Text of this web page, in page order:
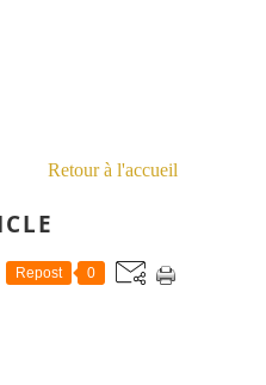
Retour à l'accueil
Repost 0